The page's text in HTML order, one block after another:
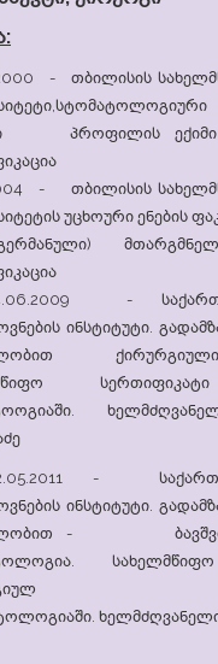
- თბილისის
პროფილის ექიმი
- თბილისის
უცხოური
მთარგმნელ
14.06.2009 -
ინსტიტუტი.
ქირურგიული
12.05.2011 -
ინსტიტუტი.
-
ხელმძღვანელი